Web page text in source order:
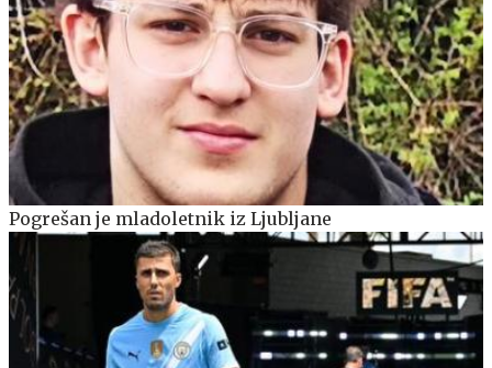
Pogrešan je mladoletnik iz Ljubljane